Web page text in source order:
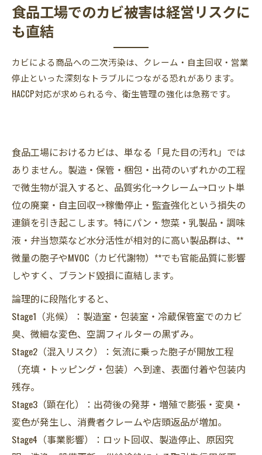
食品工場でのカビ被害は経営リスクに
も直結
カビによる商品への二次汚染は、クレーム・自主回収・営業
停止といった深刻なトラブルにつながる恐れがあります。
HACCP対応が求められる今、衛生管理の強化は急務です。
食品工場におけるカビは、単なる「見た目の汚れ」では
ありません。製造・保管・梱包・出荷のいずれかの工程
で微生物が混入すると、品質劣化→クレーム→ロット単
位の廃棄・自主回収→稼働停止・監査強化という損失の
連鎖を引き起こします。特にパン・惣菜・乳製品・調味
液・弁当惣菜など水分活性が相対的に高い製品群は、**
微量の胞子やMVOC（カビ代謝物）**でも官能品質に影響
しやすく、ブランド毀損に直結します。
論理的に段階化すると、
Stage1（兆候）：製造室・包装室・冷蔵保管室でのカビ
臭、微細な変色、空調フィルターの黒ずみ。
Stage2（混入リスク）：気流に乗った胞子が開放工程
（充填・トッピング・包装）へ到達、表面付着や包装内
残存。
Stage3（顕在化）：出荷後の発芽・増殖で膨張・変臭・
変色が発生し、消費者クレームや店頭返品が増加。
Stage4（事業影響）：ロット回収、製造停止、原因究